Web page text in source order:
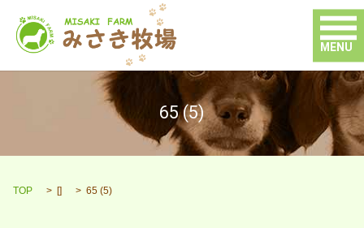
MENU
65 (5)
TOP [] 65 (5)